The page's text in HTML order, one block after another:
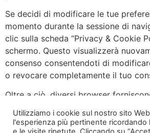
Se decidi di modificare le tue
momento durante la sessione di
clic sulla scheda “Privacy & Cookie
schermo. Questo visualizzerà
consenso consentendoti di
o revocare completamente il tuo
Oltre a ciò, diversi browser
Puoi modificare le impostazioni del
Utilizziamo i cookie sul nostro sito
l'esperienza più pertinente